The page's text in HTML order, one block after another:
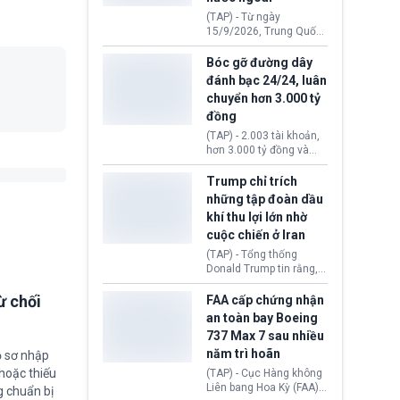
chối
sơ nhập
thiếu
chuẩn bị
đến ổ dịch Salmonella
khiến ít nhất 110 người
mắc bệnh tại bang
Minnesota.
(TAP) - Từ ngày
15/9/2026, Trung Quốc
áp dụng quy định mới về
quản lý xuất nhập cảnh.
Một hành vi vi phạm giấy
tờ, xuất nhập cảnh trái
phép hay liên quan kiểm
soát công nghệ có thể
khiến công dân Trung
Quốc đối mặt lệnh cấm
xuất cảnh kéo dài tới 3
năm. Trong khi đó, người
nước ngoài sử dụng giấy
tờ giả có nguy cơ bị từ
chối nhập cảnh hoặc
cấm vào Trung Quốc tới
5 năm.
Bóc gỡ đường dây
đánh bạc 24/24, luân
chuyển hơn 3.000 tỷ
đồng
(TAP) - 2.003 tài khoản,
hơn 3.000 tỷ đồng và
một đường dây đánh
bạc xuyên quốc gia vận
hành 24/24 giờ vừa bị
Công an TP. Hải Phòng
(Việt Nam) bóc gỡ.
Trump chỉ trích
những tập đoàn dầu
khí thu lợi lớn nhờ
cuộc chiến ở Iran
(TAP) - Tổng thống
Donald Trump tin rằng, 2
tập đoàn dầu khí
ExxonMobil và Chevron
đã thu về lợi nhuận quá
lớn nhờ giá dầu tăng
mạnh suốt thời gian Hoa
Kỳ xảy ra xung đột ở
Iran. Trên cơ sở đó, lãnh
đạo Nhà Trắng kêu gọi
các doanh nghiệp cần
FAA cấp chứng nhận
an toàn bay Boeing
737 Max 7 sau nhiều
năm trì hoãn
(TAP) - Cục Hàng không
Liên bang Hoa Kỳ (FAA)